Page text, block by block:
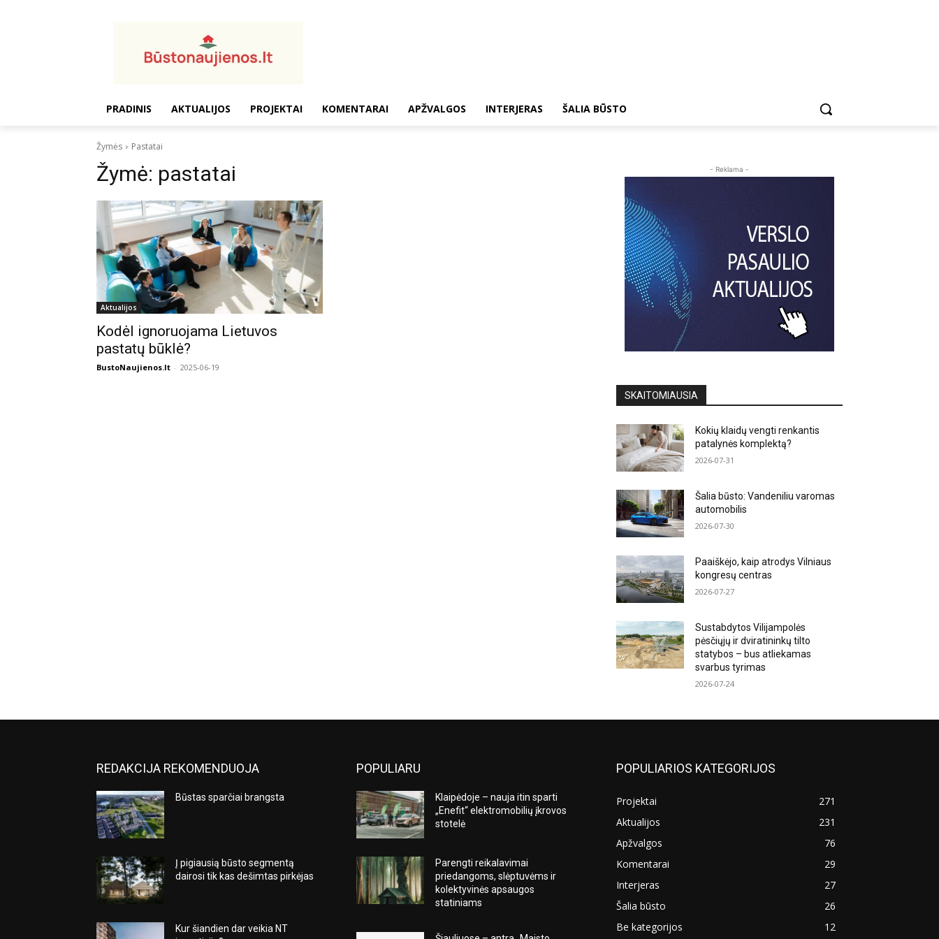
PRADINIS AKTUALIJOS PROJEKTAI KOMENTARAI APŽVALGOS INTERJERAS ŠALIA BŪSTO
Žymės Pastatai
Žymė: pastatai
Aktualijos
Kodėl ignoruojama Lietuvos
pastatų būklė?
BustoNaujienos.lt - 2025-06-19
- Reklama -
SKAITOMIAUSIA
Kokių klaidų vengti renkantis
patalynės komplektą?
2026-07-31
Šalia būsto: Vandeniliu varomas
automobilis
2026-07-30
Paaiškėjo, kaip atrodys Vilniaus
kongresų centras
2026-07-27
Sustabdytos Vilijampolės
pėsčiųjų ir dviratininkų tilto
statybos – bus atliekamas
svarbus tyrimas
2026-07-24
REDAKCIJA REKOMENDUOJA
Būstas sparčiai brangsta
Į pigiausią būsto segmentą
dairosi tik kas dešimtas pirkėjas
Kur šiandien dar veikia NT
POPULIARU
Klaipėdoje – nauja itin sparti
„Enefit“ elektromobilių įkrovos
stotelė
Parengti reikalavimai
priedangoms, slėptuvėms ir
kolektyvinės apsaugos
statiniams
POPULIARIOS KATEGORIJOS
Projektai
271
Aktualijos
231
Apžvalgos
76
Komentarai
29
Interjeras
27
Šalia būsto
26
Be kategorijos
12